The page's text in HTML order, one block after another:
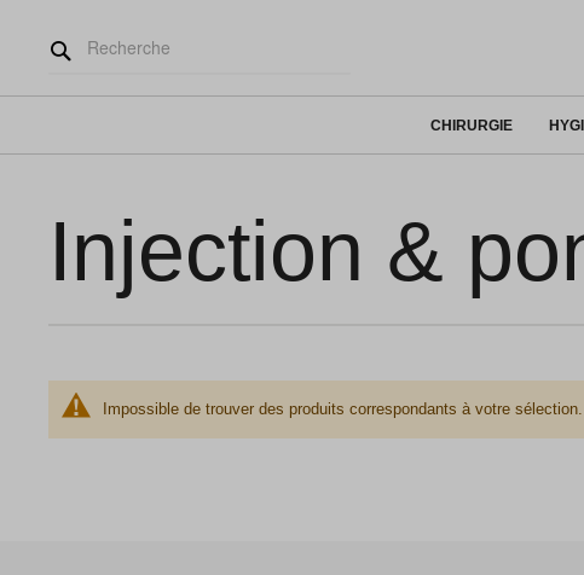
CHIRURGIE
Injection &
Impossible de trouver des produits correspondants à votre sélection.